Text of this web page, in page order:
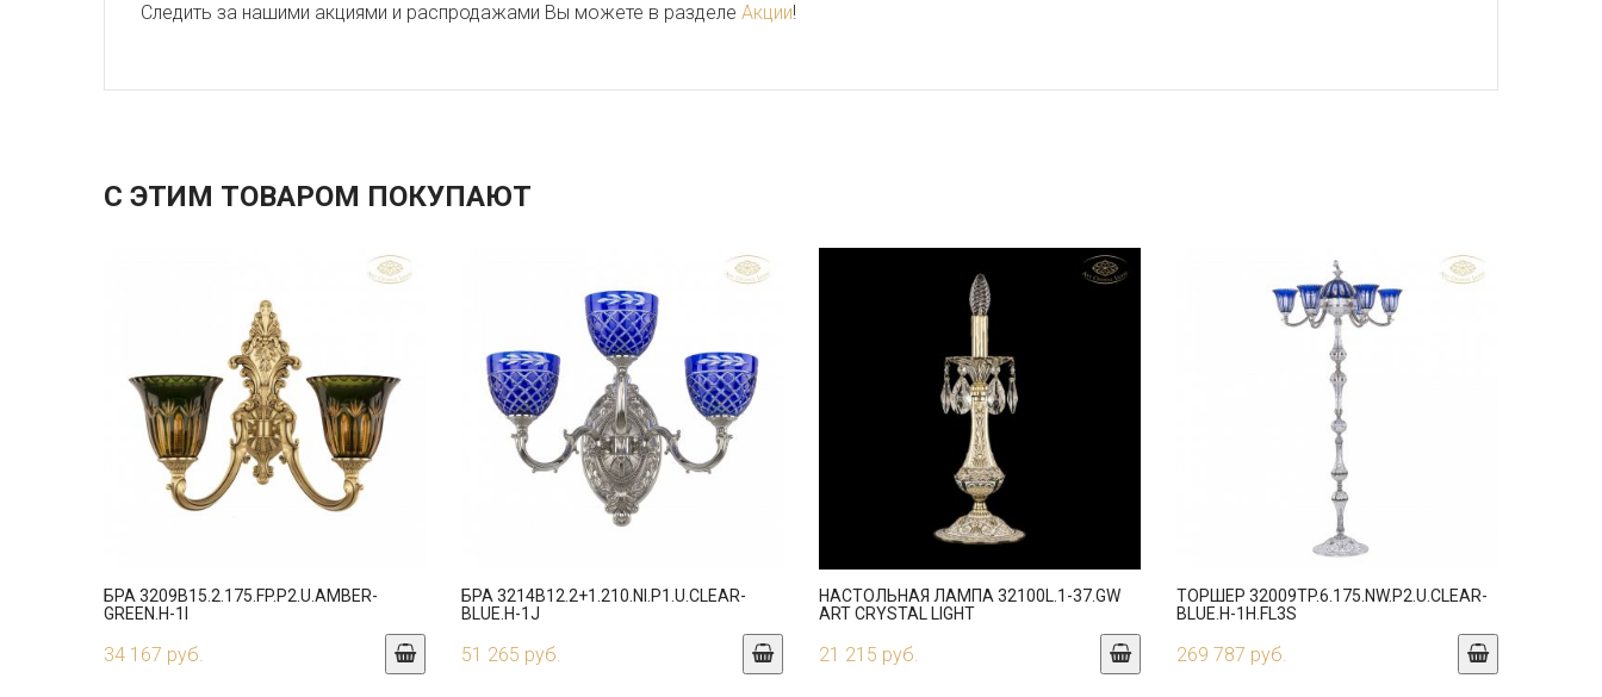
Следить за нашими акциями и распродажами Вы можете в разделе Акции!
С ЭТИМ ТОВАРОМ ПОКУПАЮТ
БРА 3209B15.2.175.FP.P2.U.AMBER-
GREEN.H-1I
34 167 руб.
БРА 3214B12.2+1.210.NI.P1.U.CLEAR-
BLUE.H-1J
51 265 руб.
НАСТОЛЬНАЯ ЛАМПА 32100L.1-37.GW
ART CRYSTAL LIGHT
21 215 руб.
ТОРШЕР 32009TP.6.175.NW.P2.U.CLEAR-
BLUE.H-1H.FL3S
269 787 руб.